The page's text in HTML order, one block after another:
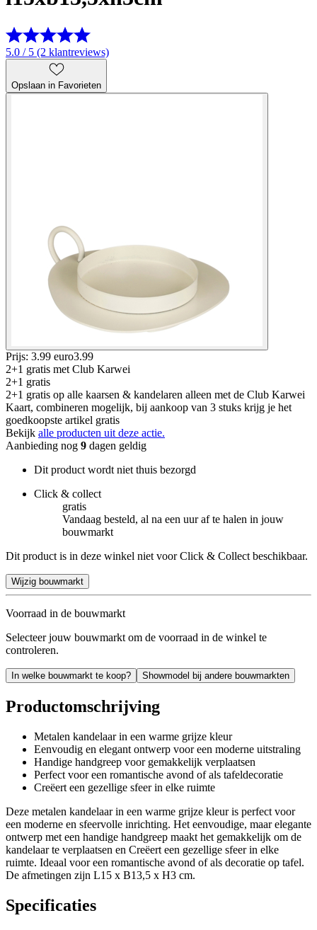
5.0 / 5 (2 klantreviews)
Opslaan in Favorieten
Prijs: 3.99 euro3.99
2+1 gratis met Club Karwei
2+1 gratis
2+1 gratis op alle kaarsen & kandelaren alleen met de Club Karwei
Kaart, combineren mogelijk, bij aankoop van 3 stuks krijg je het
goedkoopste artikel gratis
Bekijk alle producten uit deze actie.
Aanbieding nog 9 dagen geldig
Dit product wordt niet thuis bezorgd
Click & collect
gratis
Vandaag besteld, al na een uur af te halen in jouw
bouwmarkt
Dit product is in deze winkel niet voor Click & Collect beschikbaar.
Wijzig bouwmarkt
Voorraad in de bouwmarkt
Selecteer jouw bouwmarkt om de voorraad in de winkel te
controleren.
In welke bouwmarkt te koop? Showmodel bij andere bouwmarkten
Productomschrijving
Metalen kandelaar in een warme grijze kleur
Eenvoudig en elegant ontwerp voor een moderne uitstraling
Handige handgreep voor gemakkelijk verplaatsen
Perfect voor een romantische avond of als tafeldecoratie
Creëert een gezellige sfeer in elke ruimte
Deze metalen kandelaar in een warme grijze kleur is perfect voor
een moderne en sfeervolle inrichting. Het eenvoudige, maar elegante
ontwerp met een handige handgreep maakt het gemakkelijk om de
kandelaar te verplaatsen en Creëert een gezellige sfeer in elke
ruimte. Ideaal voor een romantische avond of als decoratie op tafel.
De afmetingen zijn L15 x B13,5 x H3 cm.
Specificaties